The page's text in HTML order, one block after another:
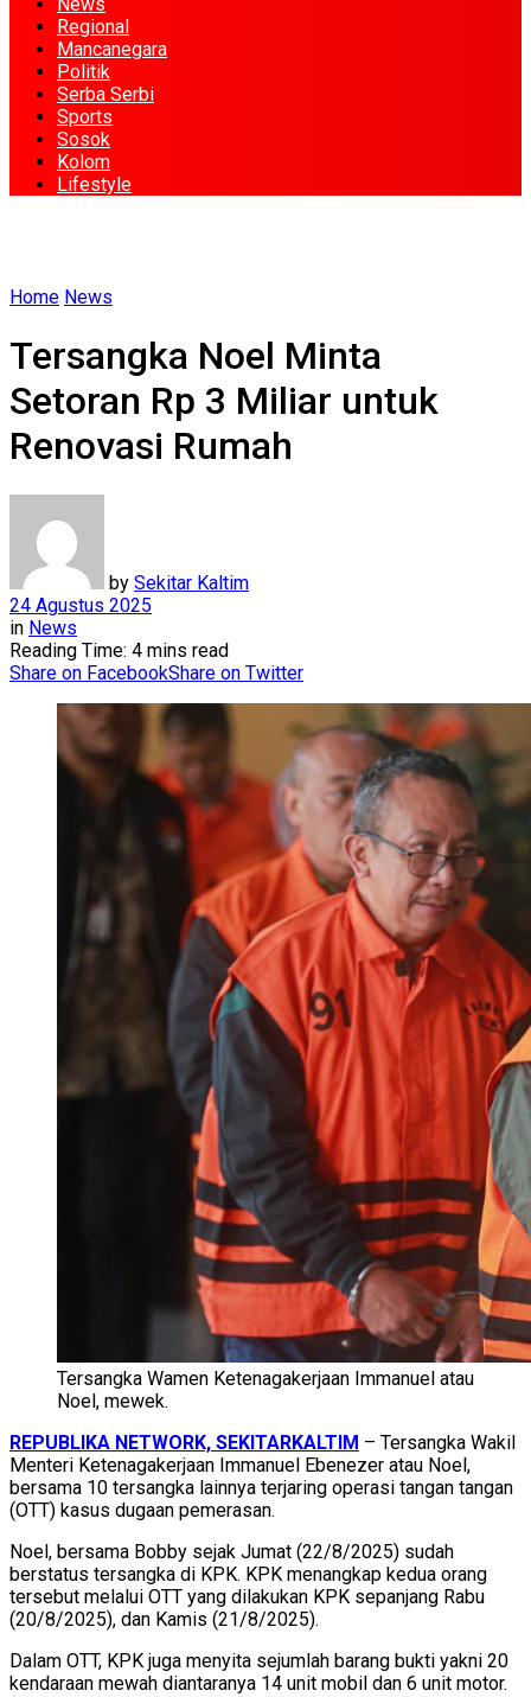
Regional
Mancanegara
Politik
Serba Serbi
Sports
Sosok
Kolom
Lifestyle
Home News
Tersangka Noel Minta
Setoran Rp 3 Miliar untuk
Renovasi Rumah
by Sekitar Kaltim
24 Agustus 2025
in News
Reading Time: 4 mins read
Share on FacebookShare on Twitter
Tersangka Wamen Ketenagakerjaan Immanuel atau
Noel, mewek.
REPUBLIKA NETWORK, SEKITARKALTIM – Tersangka Wakil
Menteri Ketenagakerjaan Immanuel Ebenezer atau Noel,
bersama 10 tersangka lainnya terjaring operasi tangan tangan
(OTT) kasus dugaan pemerasan.
Noel, bersama Bobby sejak Jumat (22/8/2025) sudah
berstatus tersangka di KPK. KPK menangkap kedua orang
tersebut melalui OTT yang dilakukan KPK sepanjang Rabu
(20/8/2025), dan Kamis (21/8/2025).
Dalam OTT, KPK juga menyita sejumlah barang bukti yakni 20
kendaraan mewah diantaranya 14 unit mobil dan 6 unit motor.